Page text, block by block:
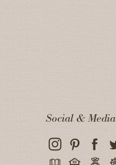
Social & Media